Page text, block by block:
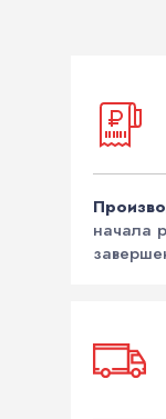
начала